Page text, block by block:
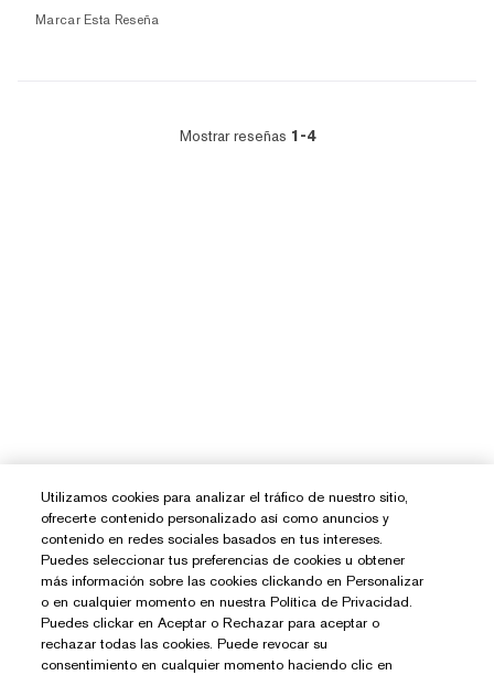
Marcar Esta Reseña
Mostrar reseñas 1-4
Utilizamos cookies para analizar el tráfico de nuestro sitio,
ofrecerte contenido personalizado así como anuncios y
contenido en redes sociales basados en tus intereses.
Puedes seleccionar tus preferencias de cookies u obtener
más información sobre las cookies clickando en Personalizar
o en cualquier momento en nuestra Política de Privacidad.
Puedes clickar en Aceptar o Rechazar para aceptar o
rechazar todas las cookies. Puede revocar su
consentimiento en cualquier momento haciendo clic en